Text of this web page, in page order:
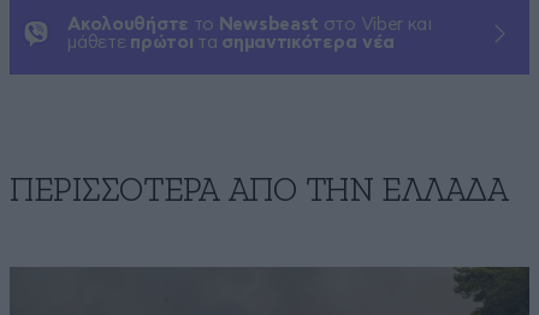
Ακολουθήστε το Newsbeast στο Viber και
μάθετε πρώτοι τα σημαντικότερα νέα
ΠΕΡΙΣΣΟΤΕΡΑ ΑΠΟ ΤΗΝ ΕΛΛΑΔΑ